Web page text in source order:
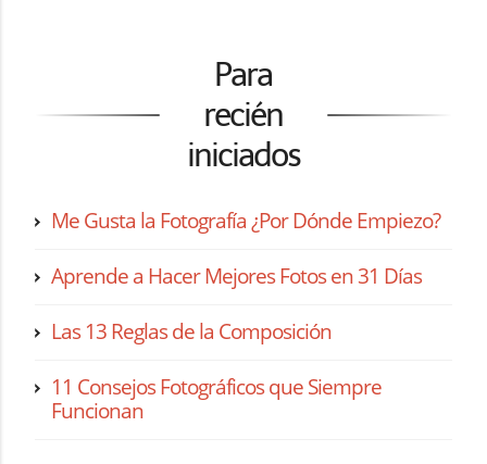
Para
recién
iniciados
Me Gusta la Fotografía ¿Por Dónde Empiezo?
Aprende a Hacer Mejores Fotos en 31 Días
Las 13 Reglas de la Composición
11 Consejos Fotográficos que Siempre
Funcionan